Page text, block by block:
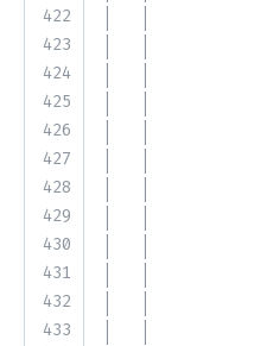
422
423
424
425
426
427
428
429
430
431
432
433
│   │
│   │
│   │
│   │
│   │
│   │
│   │
│   │
│   │
│   │
│   │
│   │